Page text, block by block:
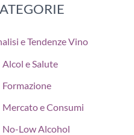
e Tendenze Vino
Alcol e Salute
Formazione
Mercato e Consumi
No-Low Alcohol